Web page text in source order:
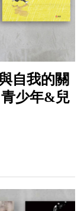
自我的關
少年&兒